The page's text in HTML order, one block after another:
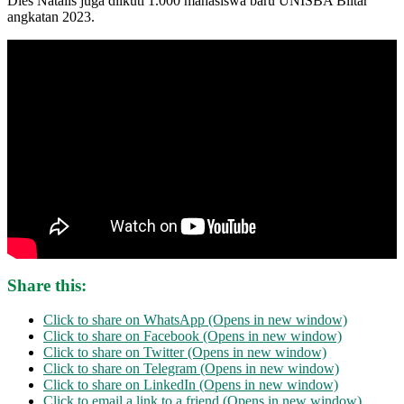
angkatan 2023.
Share this:
Click to share on WhatsApp (Opens in new window)
Click to share on Facebook (Opens in new window)
Click to share on Twitter (Opens in new window)
Click to share on Telegram (Opens in new window)
Click to share on LinkedIn (Opens in new window)